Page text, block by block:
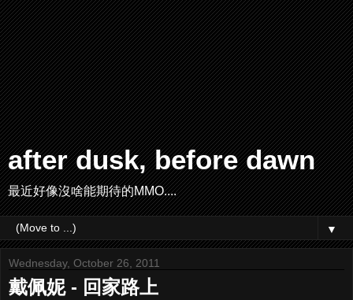
after dusk, before dawn
最近好像沒啥能期待的MMO....
▼
Wednesday, October 26, 2011
戴佩妮 - 回家路上